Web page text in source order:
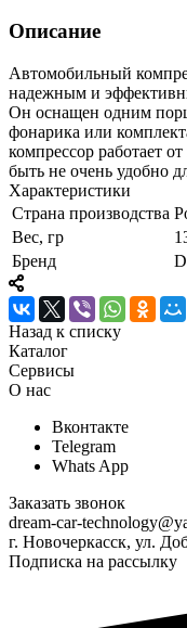
Описание
Автомобильный
надежным и
Он оснащен одним
фонарика или
компрессор работает
быть не очень удобно
Характеристики
Страна производства
Вес, гр
Бренд
Назад к списку
Каталог
Сервисы
О нас
Вконтакте
Telegram
Whats App
Заказать звонок
dream-car-
г. Новочеркасск, ул.
Подписка на рассылку